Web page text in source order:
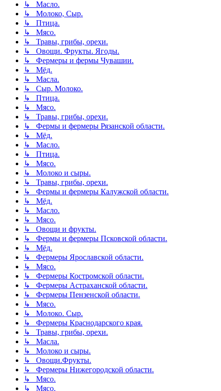
↳ Масло.
↳ Молоко, Сыр.
↳ Птица.
↳ Мясо.
↳ Травы, грибы, орехи.
↳ Овощи. Фрукты. Ягоды.
↳ Фермеры и фермы Чувашии.
↳ Мёд.
↳ Масла.
↳ Сыр. Молоко.
↳ Птица.
↳ Мясо.
↳ Травы, грибы, орехи.
↳ Фермы и фермеры Рязанской области.
↳ Мёд.
↳ Масло.
↳ Птица.
↳ Мясо.
↳ Молоко и сыры.
↳ Травы, грибы, орехи.
↳ Фермы и фермеры Калужской области.
↳ Мёд.
↳ Масло.
↳ Мясо.
↳ Овощи и фрукты.
↳ Фермы и фермеры Псковской области.
↳ Мёд.
↳ Фермеры Ярославской области.
↳ Мясо.
↳ Фермеры Костромской области.
↳ Фермеры Астраханской области.
↳ Фермеры Пензенской области.
↳ Мясо.
↳ Молоко. Сыр.
↳ Фермеры Краснодарского края.
↳ Травы, грибы, орехи.
↳ Масла.
↳ Молоко и сыры.
↳ Овощи.Фрукты.
↳ Фермеры Нижегородской области.
↳ Мясо.
↳ Мясо.